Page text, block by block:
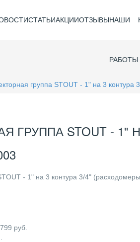
СТАТЬИАКЦИИОТЗЫВЫНАШИ
РАБОТЫ
группа STOUT - 1" на 3
ГРУППА STOUT -
799 руб.